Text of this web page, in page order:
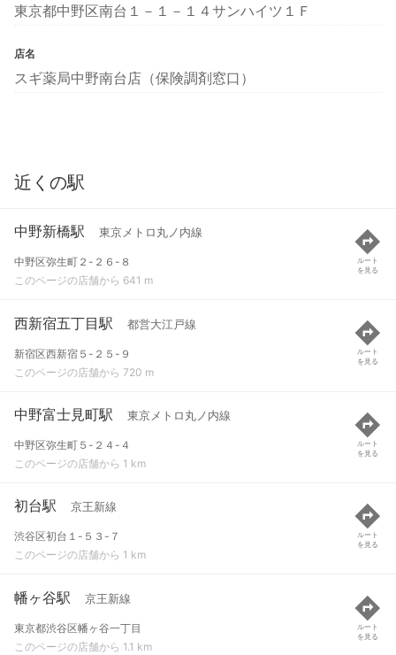
東京都中野区南台１－１－１４サンハイツ１Ｆ
店名
スギ薬局中野南台店（保険調剤窓口）
近くの駅
中野新橋駅 東京メトロ丸ノ内線
中野区弥生町２-２６-８
このページの店舗から 641 m
ルート
を見る
西新宿五丁目駅 都営大江戸線
新宿区西新宿５-２５-９
このページの店舗から 720 m
ルート
を見る
中野富士見町駅 東京メトロ丸ノ内線
中野区弥生町５-２４-４
このページの店舗から 1 km
ルート
を見る
初台駅 京王新線
渋谷区初台１-５３-７
このページの店舗から 1 km
ルート
を見る
幡ヶ谷駅 京王新線
東京都渋谷区幡ヶ谷一丁目
このページの店舗から 1.1 km
ルート
を見る